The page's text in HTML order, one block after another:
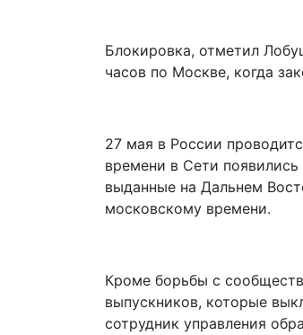
Блокировка, отметил
часов по Москве, когда
27 мая в России
времени в Сети
выданные на Дальнем
московскому времени.
Кроме борьбы с
выпускников, которые
сотрудник управления